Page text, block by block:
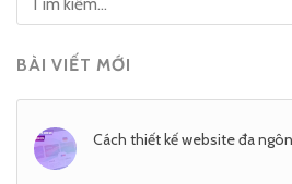
BÀI VIẾT MỚI
Cách thiết kế website đa